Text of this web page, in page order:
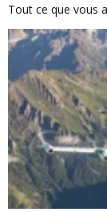
Tout ce que vous